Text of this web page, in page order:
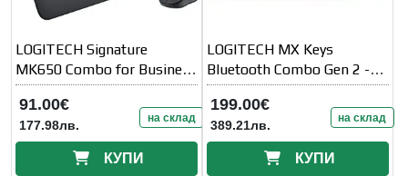
LOGITECH Signature
MK650 Combo for Business
- GRAPHITE - US INT' L -
BT - INTNL - B2B
91.00€
177.98лв. на склад
КУПИ
LOGITECH MX Keys
Bluetooth Combo Gen 2 -
GRAPHITE - US INT' L -
B2B
199.00€
389.21лв. на склад
КУПИ